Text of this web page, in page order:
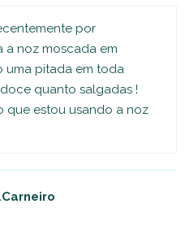
por
a noz moscada em
uma pitada em toda
quanto salgadas !
que estou usando a noz